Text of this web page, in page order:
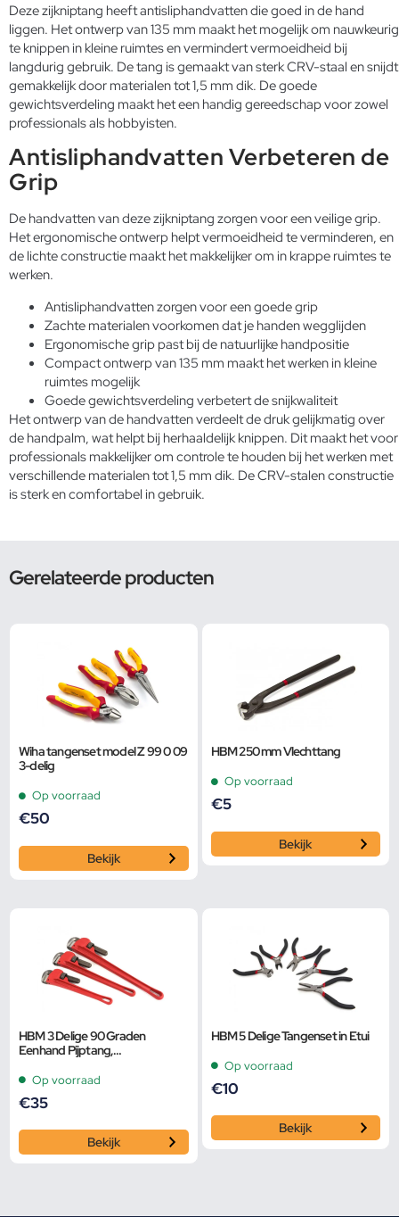
Deze zijkniptang heeft antisliphandvatten die goed in de hand
liggen. Het ontwerp van 135 mm maakt het mogelijk om nauwkeurig
te knippen in kleine ruimtes en vermindert vermoeidheid bij
langdurig gebruik. De tang is gemaakt van sterk CRV-staal en snijdt
gemakkelijk door materialen tot 1,5 mm dik. De goede
gewichtsverdeling maakt het een handig gereedschap voor zowel
professionals als hobbyisten.
Antisliphandvatten Verbeteren de
Grip
De handvatten van deze zijkniptang zorgen voor een veilige grip.
Het ergonomische ontwerp helpt vermoeidheid te verminderen, en
de lichte constructie maakt het makkelijker om in krappe ruimtes te
werken.
Antisliphandvatten zorgen voor een goede grip
Zachte materialen voorkomen dat je handen wegglijden
Ergonomische grip past bij de natuurlijke handpositie
Compact ontwerp van 135 mm maakt het werken in kleine
ruimtes mogelijk
Goede gewichtsverdeling verbetert de snijkwaliteit
Het ontwerp van de handvatten verdeelt de druk gelijkmatig over
de handpalm, wat helpt bij herhaaldelijk knippen. Dit maakt het voor
professionals makkelijker om controle te houden bij het werken met
verschillende materialen tot 1,5 mm dik. De CRV-stalen constructie
is sterk en comfortabel in gebruik.
Gerelateerde producten
Wiha tangenset model Z 99 0 09
3-delig
Op voorraad
€50
Bekijk
HBM 250 mm Vlechttang
Op voorraad
€5
Bekijk
HBM 3 Delige 90 Graden
Eenhand Pijptang,
Op voorraad
€35
Bekijk
HBM 5 Delige Tangenset in Etui
Op voorraad
€10
Bekijk